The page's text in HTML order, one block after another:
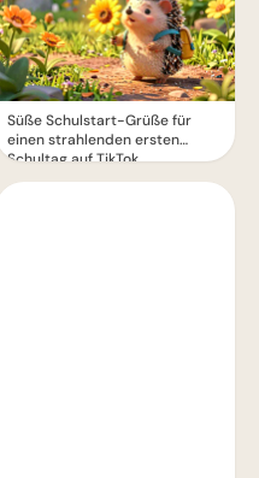
Süße Schulstart-Grüße für
einen strahlenden ersten
Schultag auf TikTok